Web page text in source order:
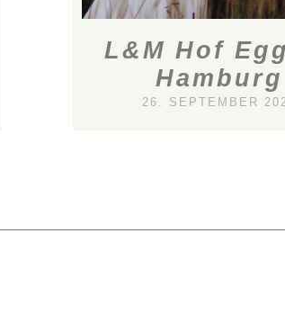
L&M Hof
Hamburg
26. SEPTEMBER